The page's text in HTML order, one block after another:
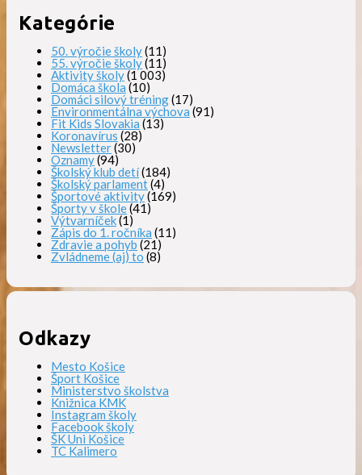
Kategórie
50. výročie školy(11)
55. výročie školy(11)
Aktivity školy(1 003)
Domáca škola (10)
Domáci silový tréning(17)
Environmentálna výchova (91)
Fit Kids Slovakia (13)
Koronavírus (28)
Newsletter(30)
Oznamy(94)
Školský klub detí(184)
Školský parlament(4)
Športové aktivity(169)
Športy v škole(41)
Výtvarníček(1)
Zápis do 1. ročníka (11)
Zdravie a pohyb (21)
Zvládneme (aj) to (8)
Odkazy
Mesto Košice
Šport Košice
Ministerstvo školstva
Knižnica KMK
Instagram školy
Facebook školy
ŠK Uni Košice
TC Kalimero